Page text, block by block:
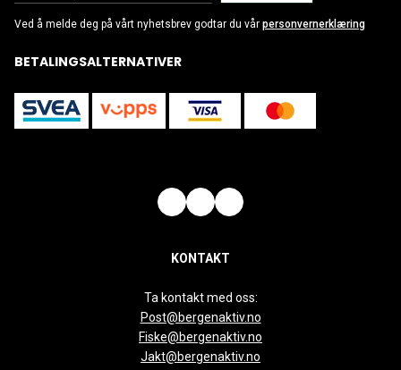
Ved å melde deg på vårt nyhetsbrev godtar du vår personvernerklæring
BETALINGSALTERNATIVER
KONTAKT
Ta kontakt med oss:
Post@bergenaktiv.no
Fiske@bergenaktiv.no
Jakt@bergenaktiv.no